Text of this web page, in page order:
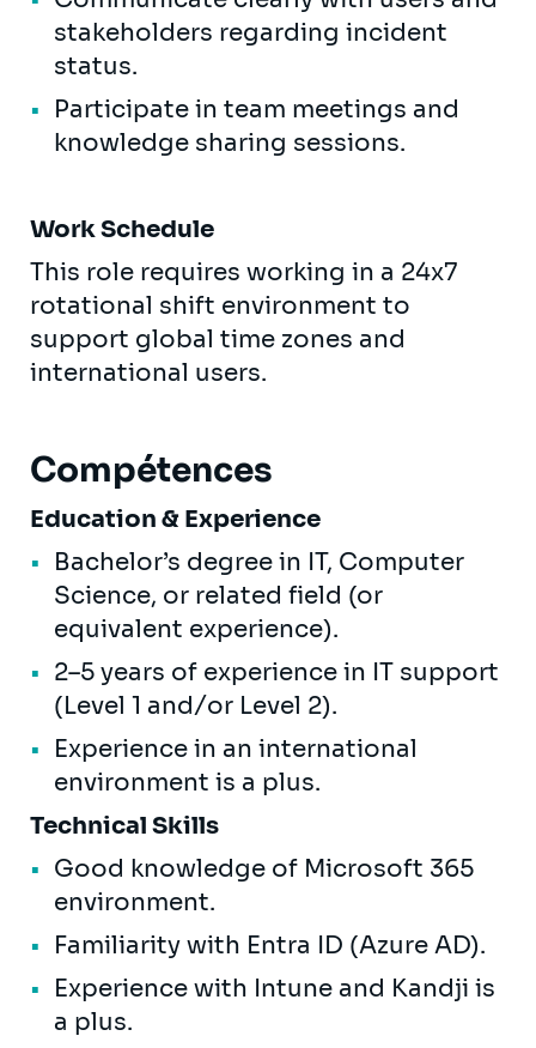
stakeholders regarding incident
status.
Participate in team meetings and
knowledge sharing sessions.
Work Schedule
This role requires working in a 24x7
rotational shift environment to
support global time zones and
international users.
Compétences
Education & Experience
Bachelor’s degree in IT, Computer
Science, or related field (or
equivalent experience).
2–5 years of experience in IT support
(Level 1 and/or Level 2).
Experience in an international
environment is a plus.
Technical Skills
Good knowledge of Microsoft 365
environment.
Familiarity with Entra ID (Azure AD).
Experience with Intune and Kandji is
a plus.